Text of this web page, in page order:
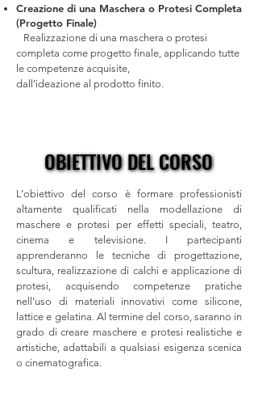
Creazione di una Maschera o Protesi Completa
(Progetto Finale)
Realizzazione di una maschera o protesi
completa come progetto finale, applicando tutte
le competenze acquisite,
dall’ideazione al prodotto finito.
OBIETTIVO DEL CORSO
OBIETTIVO DEL CORSO
L’obiettivo del corso è formare professionisti
altamente qualificati nella modellazione di
maschere e protesi per effetti speciali, teatro,
cinema e televisione. I partecipanti
apprenderanno le tecniche di progettazione,
scultura, realizzazione di calchi e applicazione di
protesi, acquisendo competenze pratiche
nell’uso di materiali innovativi come silicone,
lattice e gelatina. Al termine del corso, saranno in
grado di creare maschere e protesi realistiche e
artistiche, adattabili a qualsiasi esigenza scenica
o cinematografica.